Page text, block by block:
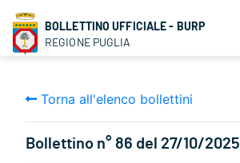
BOLLETTINO UFFICIALE - BURP
REGIONE PUGLIA
Torna all'elenco bollettini
Bollettino n° 86 del 27/10/2025